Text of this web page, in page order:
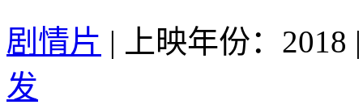
剧情片 | 上映年份：2018 |
发